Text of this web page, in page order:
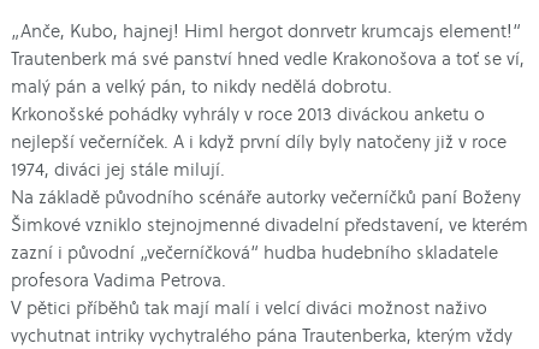
„Anče, Kubo, hajnej! Himl hergot donrvetr krumcajs element!“
Trautenberk má své panství hned vedle Krakonošova a toť se ví,
malý pán a velký pán, to nikdy nedělá dobrotu.
Krkonošské pohádky vyhrály v roce 2013 diváckou anketu o
nejlepší večerníček. A i když první díly byly natočeny již v roce
1974, diváci jej stále milují.
Na základě původního scénáře autorky večerníčků paní Boženy
Šimkové vzniklo stejnojmenné divadelní představení, ve kterém
zazní i původní „večerníčková“ hudba hudebního skladatele
profesora Vadima Petrova.
V pětici příběhů tak mají malí i velcí diváci možnost naživo
vychutnat intriky vychytralého pána Trautenberka, kterým vždy